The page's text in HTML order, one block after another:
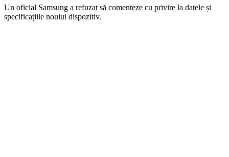
Un oficial Samsung a refuzat să comenteze cu privire la datele și
specificațiile noului dispozitiv.